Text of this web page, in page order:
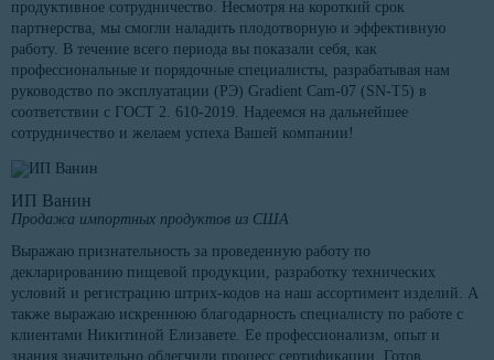
продуктивное сотрудничество. Несмотря на короткий срок
партнерства, мы смогли наладить плодотворную и эффективную
работу. В течение всего периода вы показали себя, как
профессиональные и порядочные специалисты, разрабатывая нам
руководство по эксплуатации (РЭ) Gradient Cam-07 (SN-T5) в
соответствии с ГОСТ 2. 610-2019. Надеемся на дальнейшее
сотрудничество и желаем успеха Вашей компании!
ИП Ванин
Продажа импортных продуктов из США
Выражаю признательность за проведенную работу по
декларированию пищевой продукции, разработку технических
условий и регистрацию штрих-кодов на наш ассортимент изделий. А
также выражаю искреннюю благодарность специалисту по работе с
клиентами Никитиной Елизавете. Ее профессионализм, опыт и
знания значительно облегчили процесс сертификации. Готов